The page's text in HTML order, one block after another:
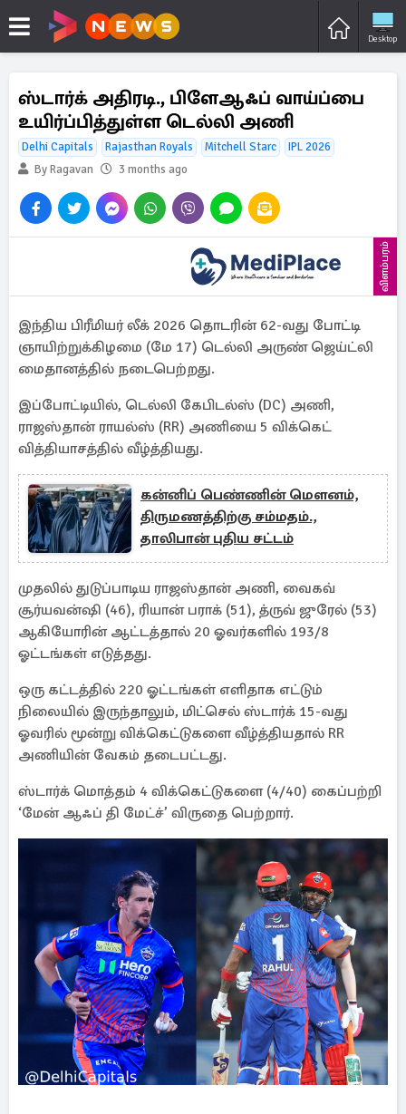
Desktop
ஸ்டார்க் அதிரடி., பிளேஆஃப் வாய்ப்பை
உயிர்ப்பித்துள்ள டெல்லி அணி
Delhi Capitals Rajasthan Royals Mitchell Starc
IPL 2026
By Ragavan
3 months ago
விளம்பரம்
இந்திய பிரீமியர் லீக் 2026 தொடரின் 62-வது போட்டி
ஞாயிற்றுக்கிழமை (மே 17) டெல்லி அருண் ஜெய்ட்லி
மைதானத்தில் நடைபெற்றது.
இப்போட்டியில், டெல்லி கேபிடல்ஸ் (DC) அணி,
ராஜஸ்தான் ராயல்ஸ் (RR) அணியை 5 விக்கெட்
வித்தியாசத்தில் வீழ்த்தியது.
கன்னிப் பெண்ணின் மௌனம்,
திருமணத்திற்கு சம்மதம்.,
தாலிபான் புதிய சட்டம்
முதலில் துடுப்பாடிய ராஜஸ்தான் அணி, வைகவ்
சூர்யவன்ஷி (46), ரியான் பராக் (51), த்ருவ் ஜுரேல் (53)
ஆகியோரின் ஆட்டத்தால் 20 ஓவர்களில் 193/8
ஓட்டங்கள் எடுத்தது.
ஒரு கட்டத்தில் 220 ஓட்டங்கள் எளிதாக எட்டும்
நிலையில் இருந்தாலும், மிட்செல் ஸ்டார்க் 15-வது
ஓவரில் மூன்று விக்கெட்டுகளை வீழ்த்தியதால் RR
அணியின் வேகம் தடைபட்டது.
ஸ்டார்க் மொத்தம் 4 விக்கெட்டுகளை (4/40) கைப்பற்றி
‘மேன் ஆஃப் தி மேட்ச்’ விருதை பெற்றார்.